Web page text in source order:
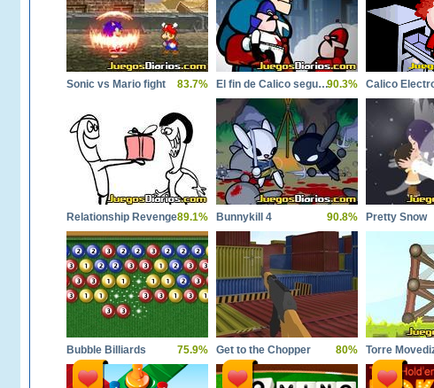
Sonic vs Mario fight 83.7% El fin de Calico segunda parte90.3%
Relationship Revenge89.1% Bunnykill 4 90.8% Pretty Snow
Bubble Billiards 75.9% Get to the Chopper 80% Torre